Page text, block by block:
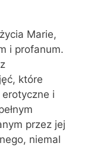
Marie,
i profanum.
które
i
przez jej
niemal